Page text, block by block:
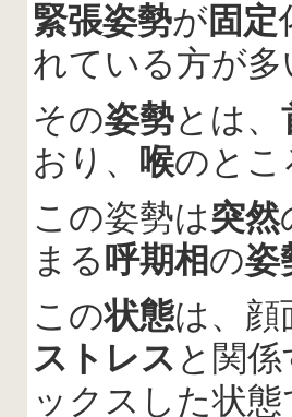
緊張姿勢が固定
れている方が
その姿勢とは、
おり、 喉のとこ
この姿勢は突然
まる呼期相の姿
この状態は、顔
ストレス と関係
ックスした状態